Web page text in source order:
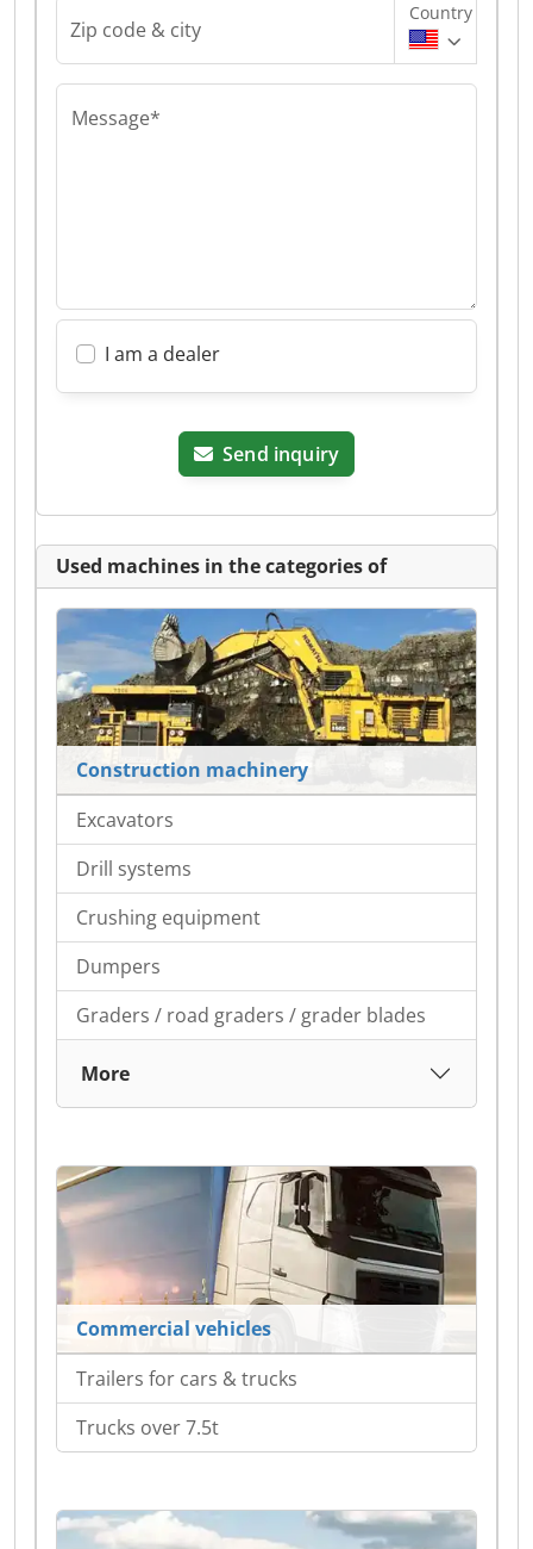
Zip code & city
Country
Message*
I am a dealer
Send inquiry
Used machines in the categories of
Construction machinery
Excavators
Drill systems
Crushing equipment
Dumpers
Graders / road graders / grader blades
More
Commercial vehicles
Trailers for cars & trucks
Trucks over 7.5t